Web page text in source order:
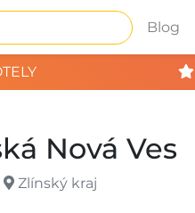
Blog
Nová Ves
Zlínský kraj